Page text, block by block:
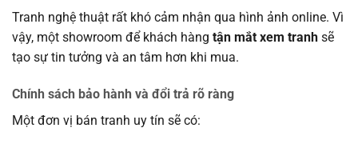
Tranh nghệ thuật rất khó cảm nhận qua hình ảnh online. Vì
vậy, một showroom để khách hàng tận mắt xem tranh sẽ
tạo sự tin tưởng và an tâm hơn khi mua.
Chính sách bảo hành và đổi trả rõ ràng
Một đơn vị bán tranh uy tín sẽ có: